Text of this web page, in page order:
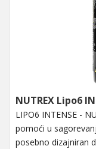
NUTREX Lipo6
LIPO6 INTENSE -
pomoći u
posebno dizajniran